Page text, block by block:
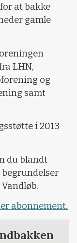
at bakke
gamle
LHN,
og
samt
i 2013
du blandt
abonnement.